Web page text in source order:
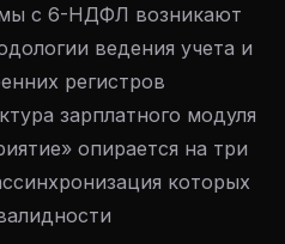
с 6-НДФЛ возникают
ведения учета и
регистров
зарплатного модуля
опирается на три
которых